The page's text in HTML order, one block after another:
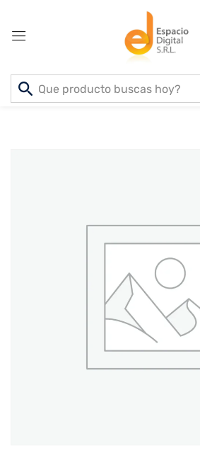
Inicio PRODUCTOS
ACCESORIOS
Sign in
Create an account